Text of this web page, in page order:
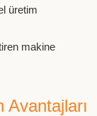
üretim
makine
Avantajları